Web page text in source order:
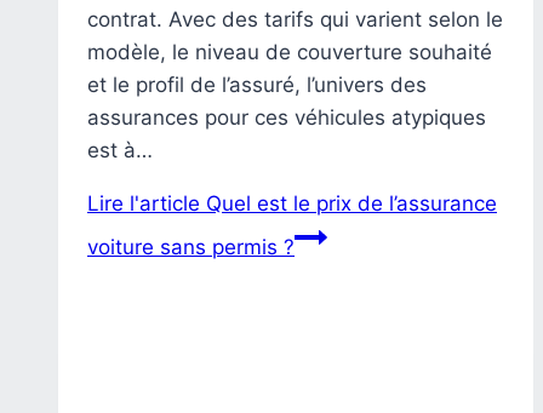
contrat. Avec des tarifs qui varient selon le
modèle, le niveau de couverture souhaité
et le profil de l’assuré, l’univers des
assurances pour ces véhicules atypiques
est à…
Lire l'article Quel est le prix de l’assurance
voiture sans permis ?